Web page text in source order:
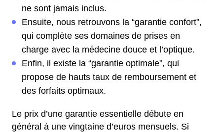
ne sont jamais inclus.
Ensuite, nous retrouvons la “garantie confort”,
qui complète ses domaines de prises en
charge avec la médecine douce et l’optique.
Enfin, il existe la “garantie optimale”, qui
propose de hauts taux de remboursement et
des forfaits optimaux.
Le prix d’une garantie essentielle débute en
général à une vingtaine d’euros mensuels. Si